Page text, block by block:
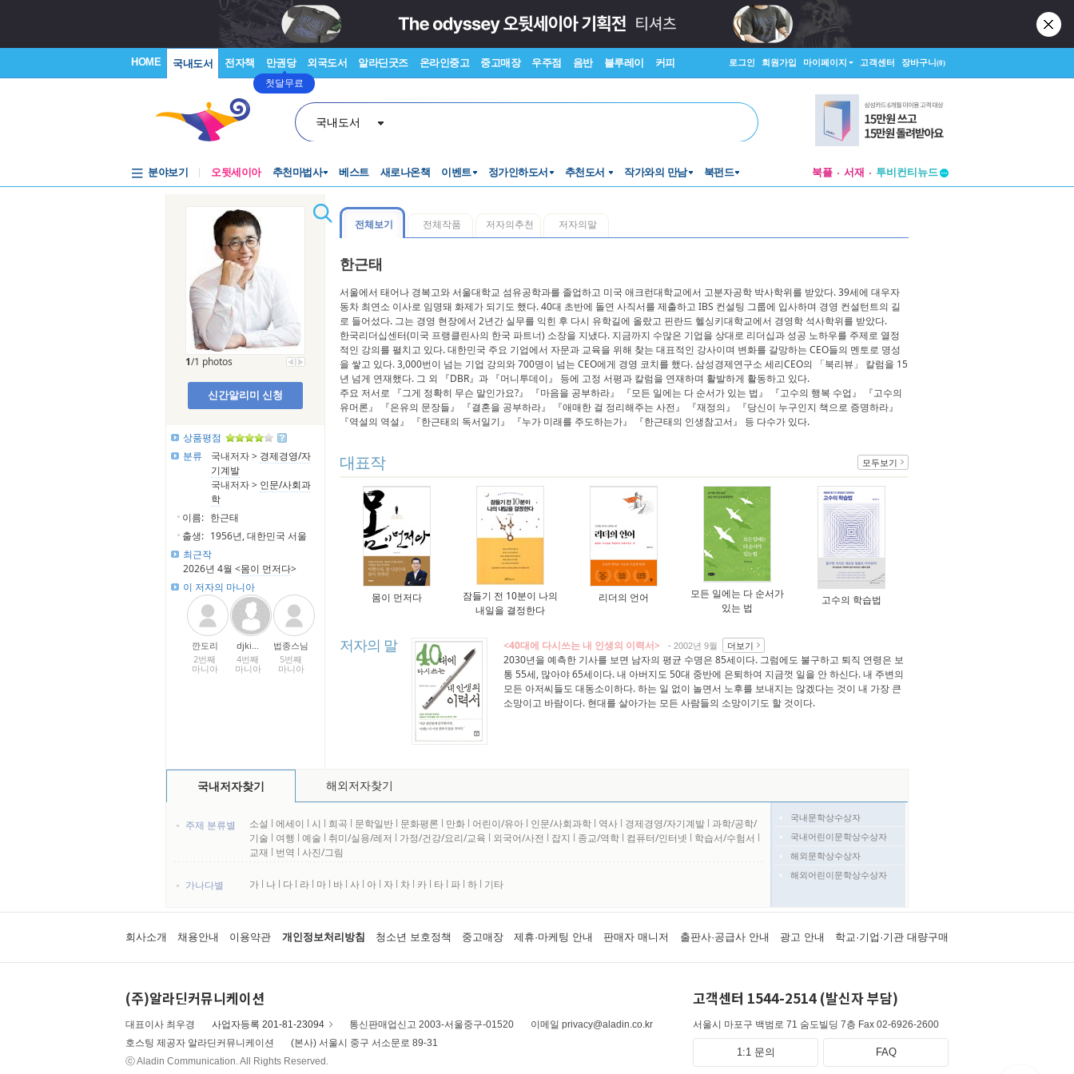
HOME 국내도서 전자책 만권당
첫달무료
외국도서 알라딘굿즈 온라인중고 중고매장 우주점 음반 블루레이 커피 로그인 회원가입 마이페이지 고객센터 장바구니(0)
국내도서
분야보기 오뒷세이아 추천마법사 베스트 새로나온책 이벤트 정가인하도서 추천도서 작가와의 만남 북펀드 북플 서재
투비컨티뉴드
1/1 photos
신간알리미 신청
상품평점
분류
국내저자 > 경제경영/자
기계발
국내저자 > 인문/사회과
학
이름: 한근태
출생: 1956년, 대한민국 서울
최근작
2026년 4월 <몸이 먼저다>
이 저자의 마니아
깐도리
2번째
마니아
djki...
4번째
마니아
법종스님
5번째
마니아
전체보기 전체작품 저자의추천 저자의말
한근태
서울에서 태어나 경복고와 서울대학교 섬유공학과를 졸업하고 미국 애크런대학교에서 고분자공학 박사학위를 받았다. 39세에 대우자
동차 최연소 이사로 임명돼 화제가 되기도 했다. 40대 초반에 돌연 사직서를 제출하고 IBS 컨설팅 그룹에 입사하며 경영 컨설턴트의 길
로 들어섰다. 그는 경영 현장에서 2년간 실무를 익힌 후 다시 유학길에 올랐고 핀란드 헬싱키대학교에서 경영학 석사학위를 받았다.
한국리더십센터(미국 프랭클린사의 한국 파트너) 소장을 지냈다. 지금까지 수많은 기업을 상대로 리더십과 성공 노하우를 주제로 열정
적인 강의를 펼치고 있다. 대한민국 주요 기업에서 자문과 교육을 위해 찾는 대표적인 강사이며 변화를 갈망하는 CEO들의 멘토로 명성
을 쌓고 있다. 3,000번이 넘는 기업 강의와 700명이 넘는 CEO에게 경영 코치를 했다. 삼성경제연구소 세리CEO의 「북리뷰」 칼럼을 15
년 넘게 연재했다. 그 외 『DBR』과 『머니투데이』 등에 고정 서평과 칼럼을 연재하며 활발하게 활동하고 있다.
주요 저서로 『그게 정확히 무슨 말인가요?』 『마음을 공부하라』 『모든 일에는 다 순서가 있는 법』 『고수의 행복 수업』 『고수의
유머론』 『은유의 문장들』 『결혼을 공부하라』 『애매한 걸 정리해주는 사전』 『재정의』 『당신이 누구인지 책으로 증명하라』
『역설의 역설』 『한근태의 독서일기』 『누가 미래를 주도하는가』 『한근태의 인생참고서』 등 다수가 있다.
대표작 모두보기
몸이 먼저다
잠들기 전 10분이 나의
내일을 결정한다
리더의 언어
모든 일에는 다 순서가
있는 법
고수의 학습법
저자의 말 <40대에 다시쓰는 내 인생의 이력서> - 2002년 9월 더보기
2030년을 예측한 기사를 보면 남자의 평균 수명은 85세이다. 그럼에도 불구하고 퇴직 연령은 보
통 55세, 많아야 65세이다. 내 아버지도 50대 중반에 은퇴하여 지금껏 일을 안 하신다. 내 주변의
모든 아저씨들도 대동소이하다. 하는 일 없이 놀면서 노후를 보내지는 않겠다는 것이 내 가장 큰
소망이고 바람이다. 현대를 살아가는 모든 사람들의 소망이기도 할 것이다.
국내저자찾기 해외저자찾기
주제 분류별 소설 l 에세이 l 시 l 희곡 l 문학일반 l 문화평론 l 만화 l 어린이/유아 l 인문/사회과학 l 역사 l 경제경영/자기계발 l 과학/공학/
기술 l 여행 l 예술 l 취미/실용/레저 l 가정/건강/요리/교육 l 외국어/사전 l 잡지 l 종교/역학 l 컴퓨터/인터넷 l 학습서/수험서 l
교재 l 번역 l 사진/그림
가나다별 가 l 나 l 다 l 라 l 마 l 바 l 사 l 아 l 자 l 차 l 카 l 타 l 파 l 하 l 기타
국내문학상수상자
국내어린이문학상수상자
해외문학상수상자
해외어린이문학상수상자
회사소개 채용안내 이용약관 개인정보처리방침 청소년 보호정책 중고매장 제휴·마케팅 안내 판매자 매니저 출판사·공급사 안내 광고 안내 학교·기업·기관 대량구매
(주)알라딘커뮤니케이션
대표이사 최우경 사업자등록 201-81-23094 통신판매업신고 2003-서울중구-01520
이메일 privacy@aladin.co.kr
호스팅 제공자 알라딘커뮤니케이션
(본사) 서울시 중구 서소문로 89-31
ⓒ Aladin Communication. All Rights Reserved.
고객센터 1544-2514 (발신자 부담)
서울시 마포구 백범로 71 숨도빌딩 7층 Fax 02-6926-2600
1:1 문의 FAQ